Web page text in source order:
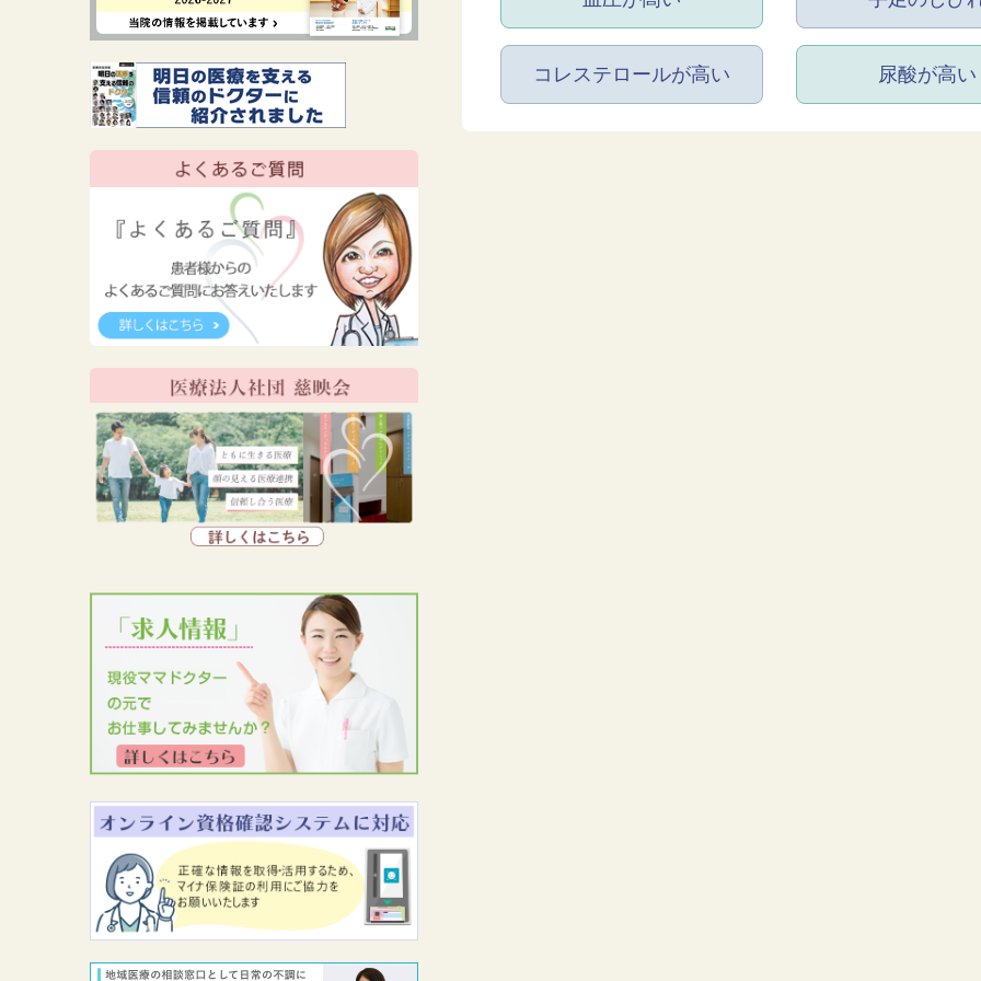
コレステロールが高い 尿酸が高い